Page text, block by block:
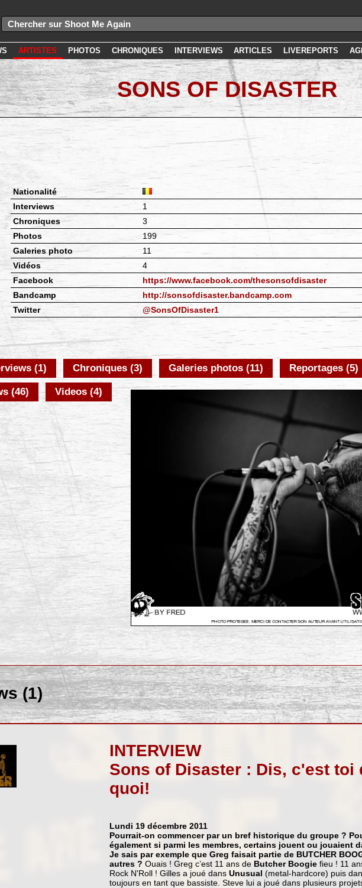
ARTISTES PHOTOS CHRONIQUES INTERVIEWS ARTICLES LIVEREPORTS
SONS OF DISASTER
Nationalité
Interviews
1
Chroniques
3
Photos
199
Galeries photo
11
Vidéos
4
Facebook
https://www.facebook.com/thesonsofdisaster
Bandcamp
http://sonsofdisaster.bandcamp.com
Twitter
@SonsOfDisaster1
(1) Chroniques (3) Galeries photos (11) Reportages (5)
(46) Videos (4)
(1)
INTERVIEW
Sons of Disaster : Dis, c'est toi
quoi!
Lundi 19 décembre 2011
Pourrait-on commencer par un bref historique du groupe ?
également si parmi les membres, certains jouent ou jouaient
Je sais par exemple que Greg faisait partie de BUTCHER
autres ? Ouais ! Greg c’est 11 ans de Butcher Boogiefieu ! 11
Rock N'Roll ! Gilles a joué dans Unusual (metal-hardcore) puis
toujours en tant que bassiste. Steve lui a joué dans plusieurs